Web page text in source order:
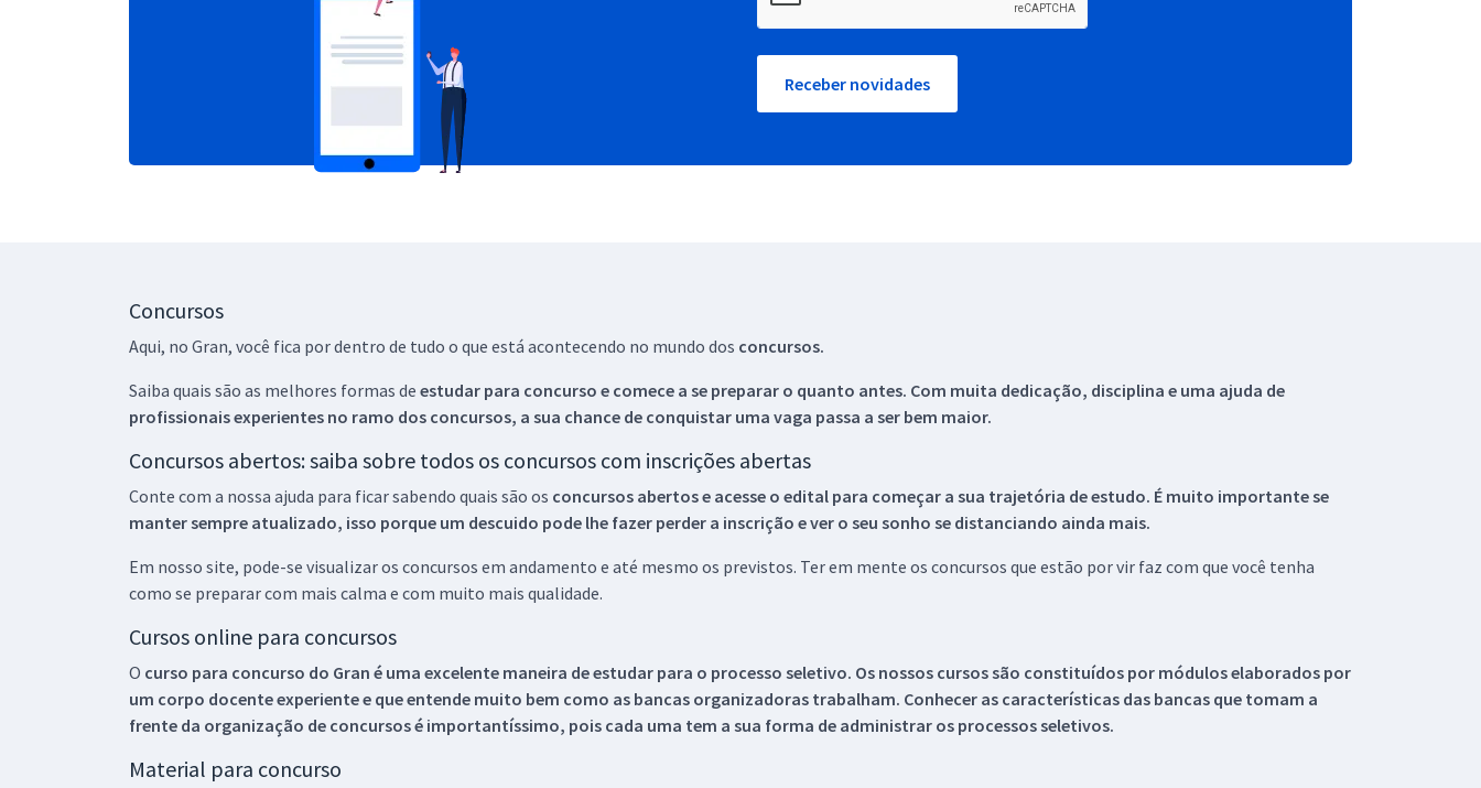
Receber novidades
Concursos
Aqui, no Gran, você fica por dentro de tudo o que está acontecendo no mundo dos concursos.
Saiba quais são as melhores formas de estudar para concurso e comece a se preparar o quanto antes. Com muita dedicação, disciplina e uma ajuda de
profissionais experientes no ramo dos concursos, a sua chance de conquistar uma vaga passa a ser bem maior.
Concursos abertos: saiba sobre todos os concursos com inscrições abertas
Conte com a nossa ajuda para ficar sabendo quais são os concursos abertos e acesse o edital para começar a sua trajetória de estudo. É muito importante se
manter sempre atualizado, isso porque um descuido pode lhe fazer perder a inscrição e ver o seu sonho se distanciando ainda mais.
Em nosso site, pode-se visualizar os concursos em andamento e até mesmo os previstos. Ter em mente os concursos que estão por vir faz com que você tenha
como se preparar com mais calma e com muito mais qualidade.
Cursos online para concursos
O curso para concurso do Gran é uma excelente maneira de estudar para o processo seletivo. Os nossos cursos são constituídos por módulos elaborados por
um corpo docente experiente e que entende muito bem como as bancas organizadoras trabalham. Conhecer as características das bancas que tomam a
frente da organização de concursos é importantíssimo, pois cada uma tem a sua forma de administrar os processos seletivos.
Material para concurso